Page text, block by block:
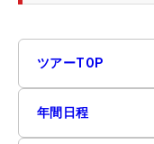
ツアーTOP
年間日程